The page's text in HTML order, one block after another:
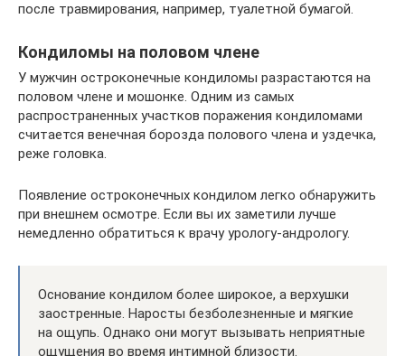
после травмирования, например, туалетной бумагой.
Кондиломы на половом члене
У мужчин остроконечные кондиломы разрастаются на
половом члене и мошонке. Одним из самых
распространенных участков поражения кондиломами
считается венечная борозда полового члена и уздечка,
реже головка.
Появление остроконечных кондилом легко обнаружить
при внешнем осмотре. Если вы их заметили лучше
немедленно обратиться к врачу урологу-андрологу.
Основание кондилом более широкое, а верхушки
заостренные. Наросты безболезненные и мягкие
на ощупь. Однако они могут вызывать неприятные
ощущения во время интимной близости.